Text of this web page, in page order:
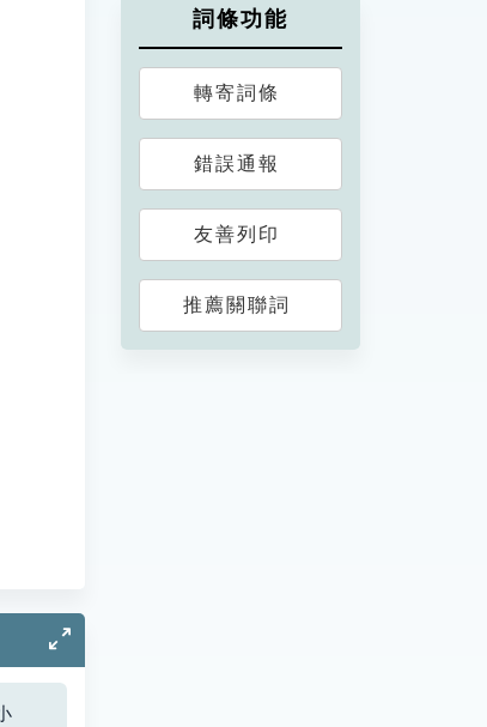
詞條功能
轉寄詞條
錯誤通報
友善列印
推薦關聯詞